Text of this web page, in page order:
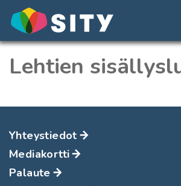
Lehtien
Yhteystiedot
Mediakortti
Palaute